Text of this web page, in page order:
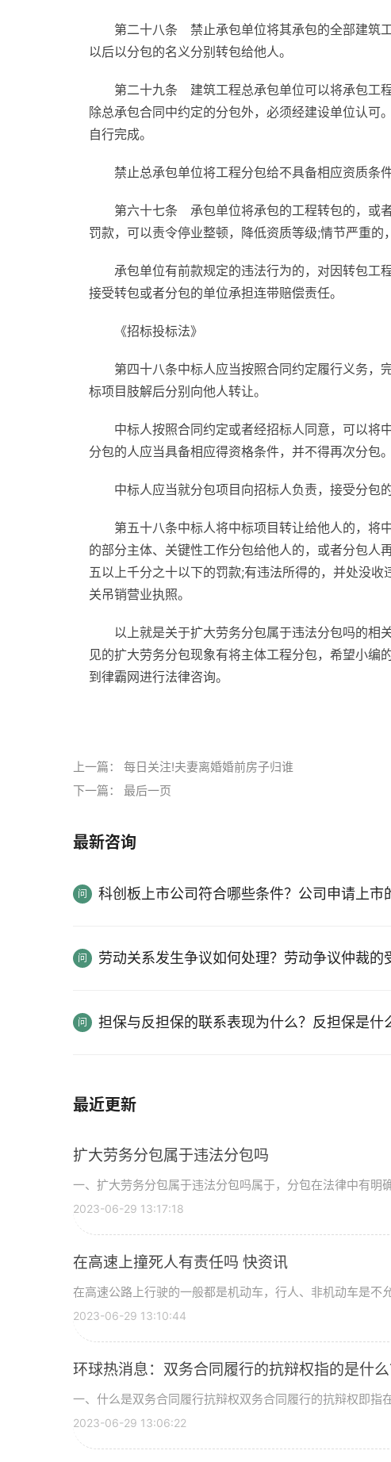
第二十八条 禁止承包单位将其承包的全部建筑
以后以分包的名义分别转包给他人。
第二十九条 建筑工程总承包单位可以将承包工
除总承包合同中约定的分包外，必须经建设单位认可
自行完成。
禁止总承包单位将工程分包给不具备相应资质条
第六十七条 承包单位将承包的工程转包的，或
罚款，可以责令停业整顿，降低资质等级;情节严重的
承包单位有前款规定的违法行为的，对因转包工
接受转包或者分包的单位承担连带赔偿责任。
《招标投标法》
第四十八条中标人应当按照合同约定履行义务，
标项目肢解后分别向他人转让。
中标人按照合同约定或者经招标人同意，可以将
分包的人应当具备相应得资格条件，并不得再次分包。
中标人应当就分包项目向招标人负责，接受分包
第五十八条中标人将中标项目转让给他人的，将
的部分主体、关键性工作分包给他人的，或者分包人
五以上千分之十以下的罚款;有违法所得的，并处没
关吊销营业执照。
以上就是关于扩大劳务分包属于违法分包吗的相
见的扩大劳务分包现象有将主体工程分包，希望小编
到律霸网进行法律咨询。
上一篇： 每日关注!夫妻离婚婚前房子归谁
下一篇： 最后一页
最新咨询
科创板上市公司符合哪些条件？公司申请上市
劳动关系发生争议如何处理？劳动争议仲裁的
担保与反担保的联系表现为什么？反担保是什
最近更新
扩大劳务分包属于违法分包吗
一、扩大劳务分包属于违法分包吗属于，分包在法律中有明
2023-06-29 13:17:18
在高速上撞死人有责任吗 快资讯
在高速公路上行驶的一般都是机动车，行人、非机动车是不
2023-06-29 13:10:44
环球热消息：双务合同履行的抗辩权指的是什
一、什么是双务合同履行抗辩权双务合同履行的抗辩权即指
2023-06-29 13:06:22